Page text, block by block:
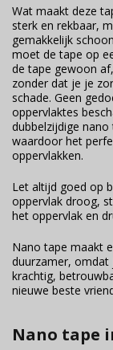
Wat maakt deze
sterk en rekbaar,
gemakkelijk
moet de tape op
de tape gewoon
zonder dat je je
schade. Geen
oppervlaktes
dubbelzijdige
waardoor het
oppervlakken.
Let altijd goed op
oppervlak droog,
het oppervlak en
Nano tape maakt
duurzamer, omdat
krachtig,
nieuwe beste
Nano tape